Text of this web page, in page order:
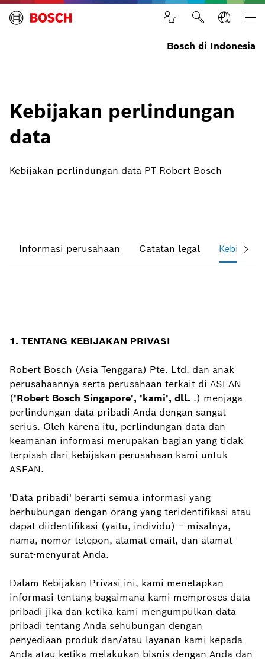
Bosch di Indonesia
Kebijakan perlindungan
data
Kebijakan perlindungan data PT Robert Bosch
Informasi perusahaan Catatan legal
1. TENTANG KEBIJAKAN PRIVASI
Robert Bosch (Asia Tenggara) Pte. Ltd. dan anak
perusahaannya serta perusahaan terkait di ASEAN
('Robert Bosch Singapore', 'kami', dll. .) menjaga
perlindungan data pribadi Anda dengan sangat
serius. Oleh karena itu, perlindungan data dan
keamanan informasi merupakan bagian yang tidak
terpisah dari kebijakan perusahaan kami untuk
ASEAN.
'Data pribadi' berarti semua informasi yang
berhubungan dengan orang yang teridentifikasi atau
dapat diidentifikasi (yaitu, individu) – misalnya,
nama, nomor telepon, alamat email, dan alamat
surat-menyurat Anda.
Dalam Kebijakan Privasi ini, kami menetapkan
informasi tentang bagaimana kami memproses data
pribadi jika dan ketika kami mengumpulkan data
pribadi tentang Anda sehubungan dengan
penyediaan produk dan/atau layanan kami kepada
Anda atau ketika melakukan bisnis dengan Anda dan